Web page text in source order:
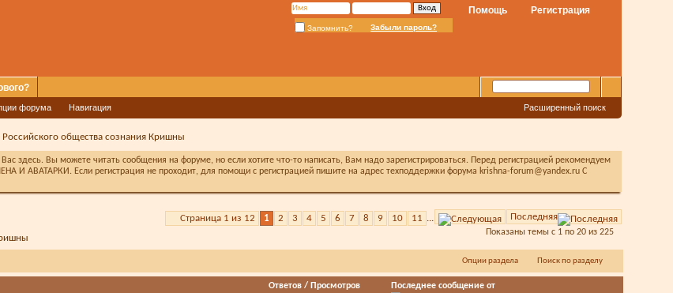
Регистрация
Помощь
Запомнить? Забыли пароль?
форума Навигация Расширенный поиск
общества сознания Кришны
Вы можете читать сообщения на форуме, но если хотите что-то написать, Вам надо зарегистрироваться. Перед регистрацией рекомендуем
АВАТАРКИ. Если регистрация не проходит, для помощи с регистрацией пишите на адрес техподдержки форума krishna-forum@yandex.ru С
Страница 1 из 12 1 2 3 4 5 6 7 8 9 10 11 ... Последняя
Показаны темы с 1 по 20 из 225
Опции раздела Поиск по разделу
Ответов / Просмотров Последнее сообщение от